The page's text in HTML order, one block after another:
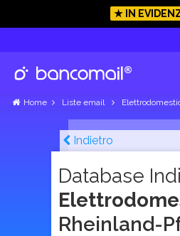
★ IN
Home Liste email
Indietro
Database
Rheinland-